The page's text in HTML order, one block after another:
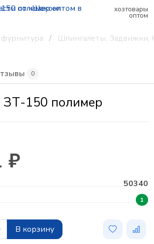
хозтовары
оптом
Шпингалеты,
0
150 полимер
₽
50340
1
В корзину